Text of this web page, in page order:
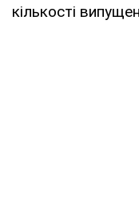
кількості